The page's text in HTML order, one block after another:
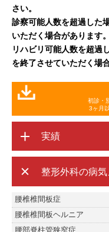
さい。
診察可能人数を超過した
いただく場合があります。
リハビリ可能人数を超過
を終了させていただく場
初診・
3ヶ月
実績
整形外科の病
腰椎椎間板症
腰椎椎間板ヘルニア
腰部脊柱管狭窄症